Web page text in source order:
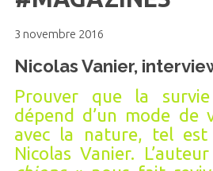
3 novembre 2016
Nicolas Vanier,
Prouver que la
dépend d’un mode de
avec la nature, tel est
Nicolas Vanier.